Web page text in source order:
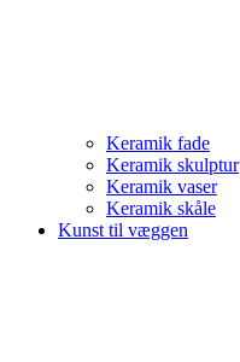
Keramik fade
Keramik skulptur
Keramik vaser
Keramik skåle
Kunst til væggen